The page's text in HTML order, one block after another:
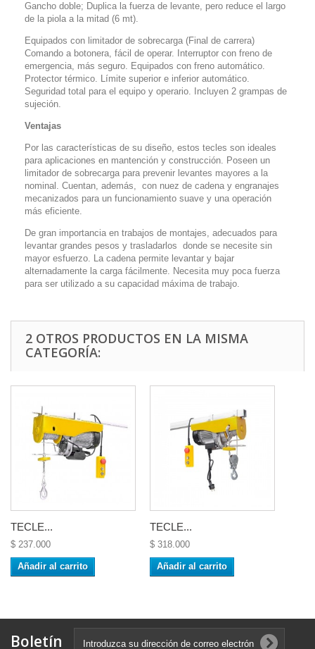
Gancho doble; Duplica la fuerza de levante, pero reduce el largo
de la piola a la mitad (6 mt).
Equipados con limitador de sobrecarga (Final de carrera)
Comando a botonera, fácil de operar. Interruptor con freno de
emergencia, más seguro. Equipados con freno automático.
Protector térmico. Límite superior e inferior automático.
Seguridad total para el equipo y operario. Incluyen 2 grampas de
sujeción.
Ventajas
Por las características de su diseño, estos tecles son ideales
para aplicaciones en mantención y construcción. Poseen un
limitador de sobrecarga para prevenir levantes mayores a la
nominal. Cuentan, además, con nuez de cadena y engranajes
mecanizados para un funcionamiento suave y una operación
más eficiente.
De gran importancia en trabajos de montajes, adecuados para
levantar grandes pesos y trasladarlos donde se necesite sin
mayor esfuerzo. La cadena permite levantar y bajar
alternadamente la carga fácilmente. Necesita muy poca fuerza
para ser utilizado a su capacidad máxima de trabajo.
2 OTROS PRODUCTOS EN LA MISMA
CATEGORÍA:
TECLE...
$ 237.000
Añadir al carrito
TECLE...
$ 318.000
Añadir al carrito
Boletín